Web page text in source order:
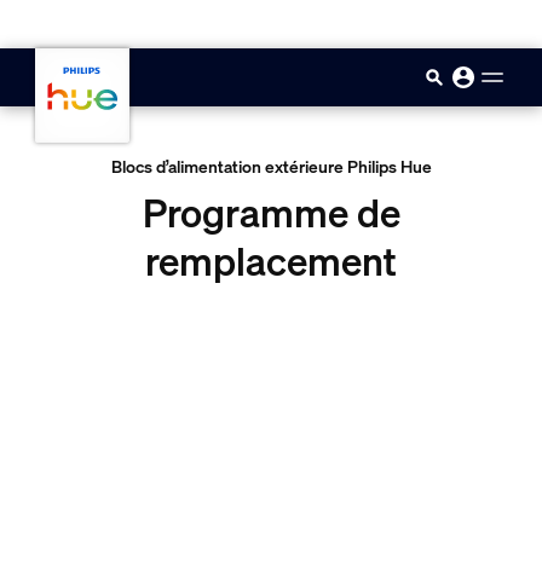
Blocs d’alimentation extérieure Philips Hue
Programme de
remplacement